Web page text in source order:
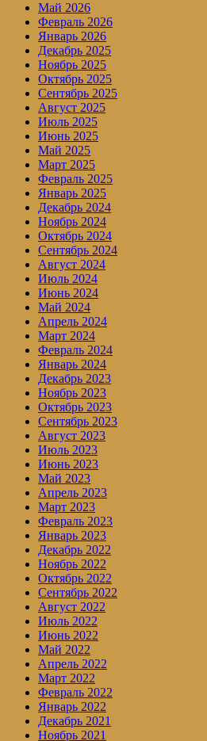
Май 2026
Февраль 2026
Январь 2026
Декабрь 2025
Ноябрь 2025
Октябрь 2025
Сентябрь 2025
Август 2025
Июль 2025
Июнь 2025
Май 2025
Март 2025
Февраль 2025
Январь 2025
Декабрь 2024
Ноябрь 2024
Октябрь 2024
Сентябрь 2024
Август 2024
Июль 2024
Июнь 2024
Май 2024
Апрель 2024
Март 2024
Февраль 2024
Январь 2024
Декабрь 2023
Ноябрь 2023
Октябрь 2023
Сентябрь 2023
Август 2023
Июль 2023
Июнь 2023
Май 2023
Апрель 2023
Март 2023
Февраль 2023
Январь 2023
Декабрь 2022
Ноябрь 2022
Октябрь 2022
Сентябрь 2022
Август 2022
Июль 2022
Июнь 2022
Май 2022
Апрель 2022
Март 2022
Февраль 2022
Январь 2022
Декабрь 2021
Ноябрь 2021